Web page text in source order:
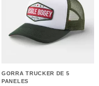
GORRA TRUCKER DE 5
PANELES